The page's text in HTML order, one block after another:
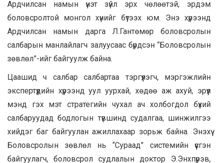
Ардчилсан намын үнэт зүйл эрх чөлөөтэй, эрдэм
боловсролтой монгол хүнийг бүтээх юм. Энэ хүрээнд
Ардчилсан намын дарга Л.Гантөмөр боловсролын
салбарын манлайлагч залуусаас бүрдсэн “Боловсролын
зөвлөл”-ийг байгуулж байна.
Цаашид ч салбар салбартаа тэргүүлэгч, мэргэжлийн
экспертүүдийн хүрээнд уул уурхай, хөдөө аж ахуй, эрүүл
мэнд гэх мэт стратегийн чухал ач холбогдол бүхий
салбаруудад бодлогын түвшинд судалгаа, шинжилгээ
хийдэг баг байгуулан ажиллахаар зорьж байна. Энэхүү
Боловсролын зөвлөл нь “Сураад” системийн үүсгэн
байгуулагч, боловсрол судлалын доктор Э.Энхпүрэв,